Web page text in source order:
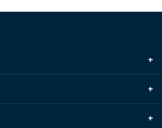
+
+
+